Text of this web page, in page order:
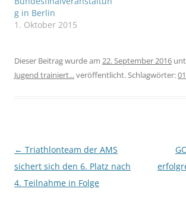
g in Berlin
1. Oktober 2015
Dieser Beitrag wurde am 22. September 2016
Jugend trainiert...veröffentlicht. Schlagwörter:
Beitragsnavigation
← Triathlonteam der AMS
sichert sich den 6. Platz nach
4. Teilnahme in Folge